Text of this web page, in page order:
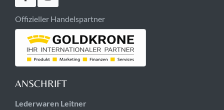
Offizieller Handelspartner
ANSCHRIFT
Lederwaren Leitner